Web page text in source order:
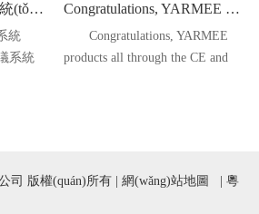
您想了解無線會議系統(tǒng)的預(yù)算以及投票功能，并且您的會議室現(xiàn)在沒有聲音系統(tǒng)。
統
系統
Congratulations, YARMEE products all through the CE and RoHS!
Congratulations, YARMEE
products all through the CE and
司 版權(quán)所有 |網(wǎng)站地圖 |粵